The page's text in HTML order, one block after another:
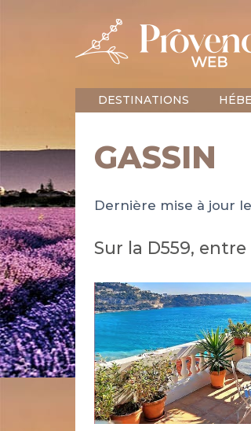
DESTINATIONS
GASSIN
Dernière mise à jour
Sur la D559,